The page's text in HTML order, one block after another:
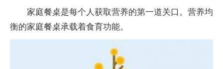
家庭餐桌是每个人获取营养的第一道关口。营养均
衡的家庭餐桌承载着食育功能。